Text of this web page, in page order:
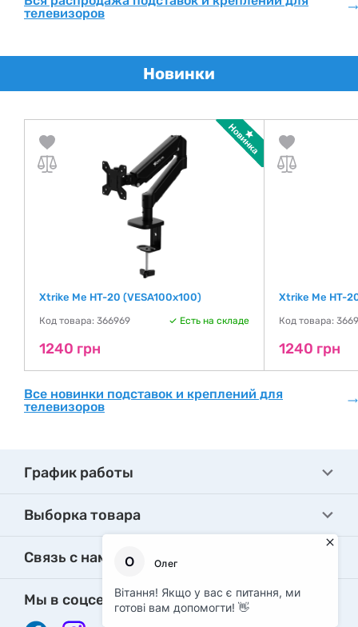
телевизоров
Новинки
Xtrike Me HT-20 (VESA100х100)
Код товара: 366969 Есть на складе
1240 грн
Xtrike Me HT-
Код товара:
1240 грн
Все новинки подставок и креплений для
телевизоров
График работы
Выборка товара
Связь с нами
Мы в соцсетях